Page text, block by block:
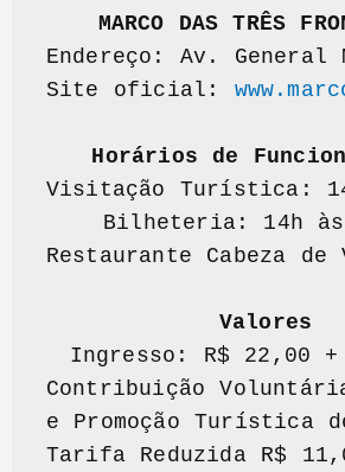
MARCO DAS TRÊS
Endereço: Av.
Site oficial:
Horários de
Visitação Turística:
Bilheteria: 14h
Restaurante Cabeza
Valores
Ingresso: R$ 22,00
Contribuição
e Promoção Turística
Tarifa Reduzida R$